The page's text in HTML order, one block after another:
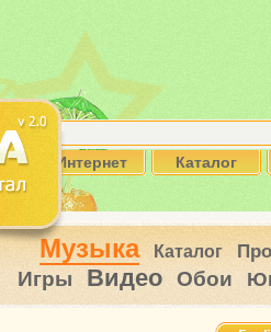
Интернет Каталог
Музыка Каталог
Игры Видео Обои